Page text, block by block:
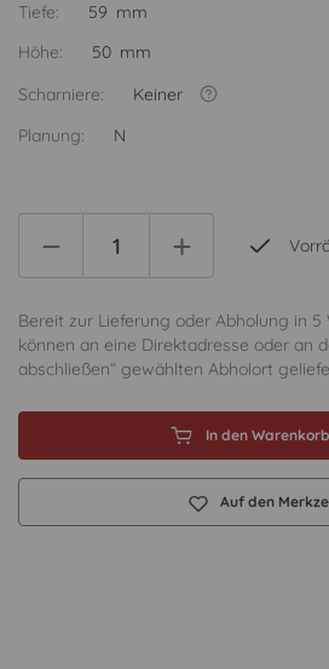
Tiefe:
59 mm
Höhe:
50 mm
Scharniere:
Keiner
Planung:
N
Bereit zur Lieferung oder Abholung in
können an eine Direktadresse oder an
abschließen“ gewählten Abholort
In den
Auf den